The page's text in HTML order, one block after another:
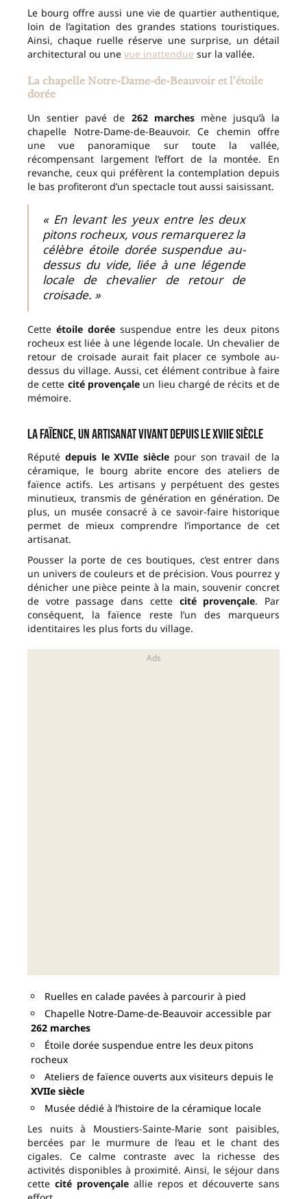
Le bourg offre aussi une vie de quartier authentique,
loin de l’agitation des grandes stations touristiques.
Ainsi, chaque ruelle réserve une surprise, un détail
architectural ou une vue inattendue sur la vallée.
La chapelle Notre-Dame-de-Beauvoir et l’étoile
dorée
Un sentier pavé de 262 marchesmène jusqu’à la
chapelle Notre-Dame-de-Beauvoir. Ce chemin offre
une vue panoramique sur toute la vallée,
récompensant largement l’effort de la montée. En
revanche, ceux qui préfèrent la contemplation depuis
le bas profiteront d’un spectacle tout aussi saisissant.
« En levant les yeux entre les deux
pitons rocheux, vous remarquerez la
célèbre étoile dorée suspendue au-
dessus du vide, liée à une légende
locale de chevalier de retour de
croisade. »
Cette étoile dorée suspendue entre les deux pitons
rocheux est liée à une légende locale. Un chevalier de
retour de croisade aurait fait placer ce symbole au-
dessus du village. Aussi, cet élément contribue à faire
de cette cité provençaleun lieu chargé de récits et de
mémoire.
La faïence, un artisanat vivant depuis le XVIIe siècle
Réputé depuis le XVIIe siècle pour son travail de la
céramique, le bourg abrite encore des ateliers de
faïence actifs. Les artisans y perpétuent des gestes
minutieux, transmis de génération en génération. De
plus, un musée consacré à ce savoir-faire historique
permet de mieux comprendre l’importance de cet
artisanat.
Pousser la porte de ces boutiques, c’est entrer dans
un univers de couleurs et de précision. Vous pourrez y
dénicher une pièce peinte à la main, souvenir concret
de votre passage dans cette cité provençale. Par
conséquent, la faïence reste l’un des marqueurs
identitaires les plus forts du village.
Ruelles en calade pavées à parcourir à pied
Chapelle Notre-Dame-de-Beauvoir accessible par
262 marches
Étoile dorée suspendue entre les deux pitons
rocheux
Ateliers de faïence ouverts aux visiteurs depuis le
XVIIe siècle
Musée dédié à l’histoire de la céramique locale
Les nuits à Moustiers-Sainte-Marie sont paisibles,
bercées par le murmure de l’eau et le chant des
cigales. Ce calme contraste avec la richesse des
activités disponibles à proximité. Ainsi, le séjour dans
cette cité provençale allie repos et découverte sans